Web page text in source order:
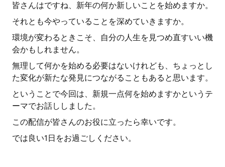
皆さんはですね、新年の何か新しいことを始めますか。
それとも今やっていることを深めていきますか。
環境が変わるときこそ、自分の人生を見つめ直すいい機
会かもしれません。
無理して何かを始める必要はないけれども、ちょっとし
た変化が新たな発見につながることもあると思います。
ということで今回は、新規一点何を始めますかというテ
ーマでお話ししました。
この配信が皆さんのお役に立ったら幸いです。
では良い1日をお過ごしください。